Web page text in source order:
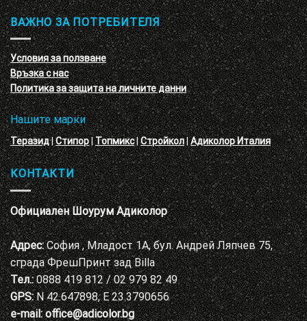
3D
ефект
с
VELE
материал
и
обучение
на
декоративни
мазилки
Адиколор
Варна
ВАЖНО ЗА ПОТРЕБИТЕЛЯ
Условия за ползване
Връзка с нас
Политика за защита на личните данни
Нашите марки
Теразид|Стипор|Топмикс|Стройкол|Адиколор Италия
КОНТАКТИ
Официален Шоурум Адиколор
Адрес:София , Младост 1А, бул. Андрей Ляпчев 75,
сграда ФрешПринт зад Billa
Тел.:0888 419 812 / 02 979 82 49
GPS:N 42.647898, E 23.3790656
e-mail: office@adicolor.bg